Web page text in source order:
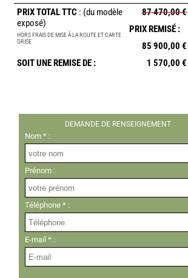
PRIX TOTAL TTC : (du modèle
exposé)
HORS FRAIS DE MISE À LA ROUTE ET CARTE
GRISE
87 470,00 €
PRIX REMISÉ :
85 900,00 €
SOIT UNE REMISE DE :
1 570,00 €
DEMANDE DE RENSEIGNEMENT
Nom * :
Prénom :
Téléphone * :
E-mail * :